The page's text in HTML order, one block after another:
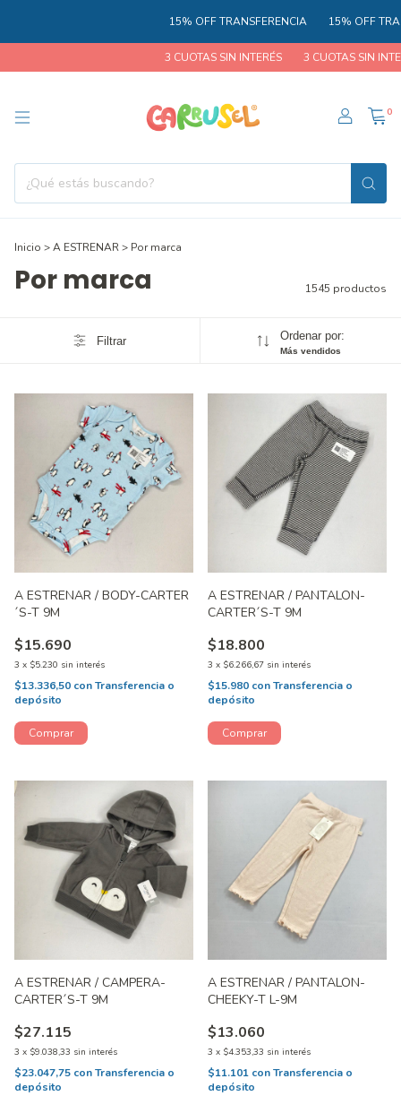
15% OFF TRANSFERENCIA 15% OFF
3 CUOTAS SIN INTERÉS 3 CUOTAS SIN INTERÉS
0
Inicio >A ESTRENAR> Por marca
Por marca 1545 productos
Filtrar Ordenar por:
Más vendidos
A ESTRENAR / BODY-CARTER
´S-T 9M
$15.690
3 x $5.230 sin interés
$13.336,50 conTransferencia o
depósito
A ESTRENAR / PANTALON-
CARTER´S-T 9M
$18.800
3 x $6.266,67 sin interés
$15.980 conTransferencia o
depósito
A ESTRENAR / CAMPERA-
CARTER´S-T 9M
$27.115
3 x $9.038,33 sin interés
$23.047,75 conTransferencia o
depósito
A ESTRENAR / PANTALON-
CHEEKY-T L-9M
$13.060
3 x $4.353,33 sin interés
$11.101 conTransferencia o
depósito